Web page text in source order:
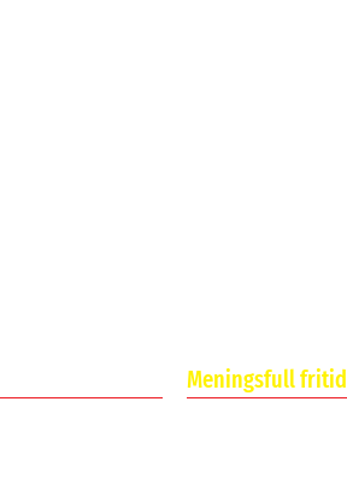
Meningsfull fritid